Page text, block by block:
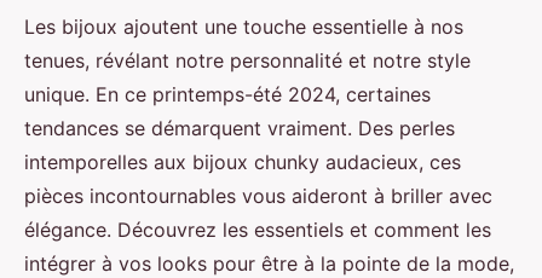
Les bijoux ajoutent une touche essentielle à nos
tenues, révélant notre personnalité et notre style
unique. En ce printemps-été 2024, certaines
tendances se démarquent vraiment. Des perles
intemporelles aux bijoux chunky audacieux, ces
pièces incontournables vous aideront à briller avec
élégance. Découvrez les essentiels et comment les
intégrer à vos looks pour être à la pointe de la mode,